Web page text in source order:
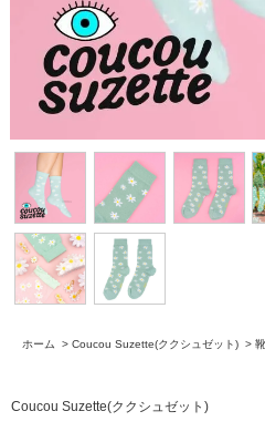
ホーム > Coucou Suzette(ククシュゼット) >
Coucou Suzette(ククシュゼット)